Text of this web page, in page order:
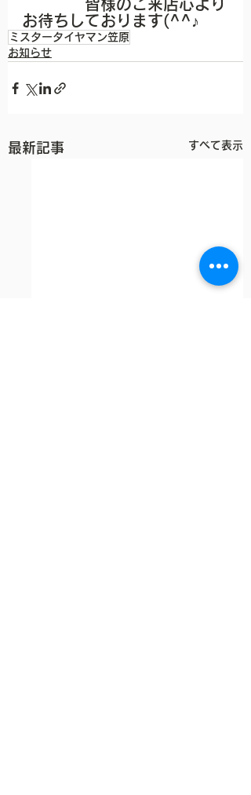
皆様のご来店心より
お待ちしております(^^♪
ミスタータイヤマン笠原
お知らせ
最新記事 すべて表示